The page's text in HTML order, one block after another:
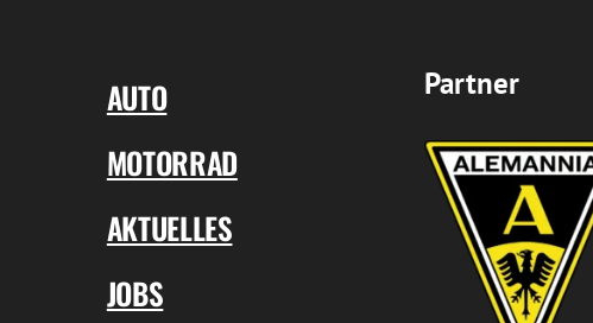
AUTO
MOTORRAD
AKTUELLES
JOBS
Partner